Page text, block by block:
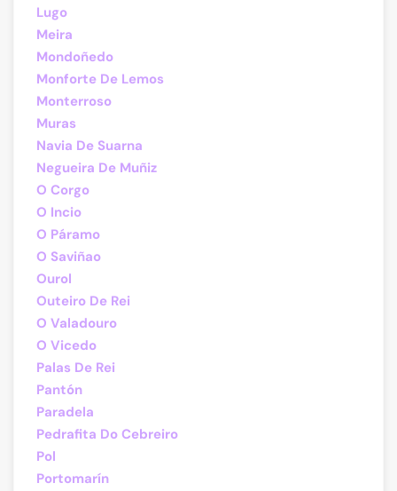
Lugo
Meira
Mondoñedo
Monforte De Lemos
Monterroso
Muras
Navia De Suarna
Negueira De Muñiz
O Corgo
O Incio
O Páramo
O Saviñao
Ourol
Outeiro De Rei
O Valadouro
O Vicedo
Palas De Rei
Pantón
Paradela
Pedrafita Do Cebreiro
Pol
Portomarín